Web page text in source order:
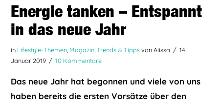
Energie tanken – Entspannt
in das neue Jahr
in Lifestyle-Themen Magazin ,Trends & Tippsvon Alissa
14.
Januar 2019
10 Kommentare
Das neue Jahr hat begonnen und viele von uns
haben bereits die ersten Vorsätze über den